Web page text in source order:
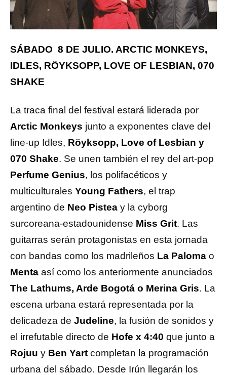
SÁBADO 8 DE JULIO. ARCTIC MONKEYS,
IDLES, RÖYKSOPP, LOVE OF LESBIAN, 070
SHAKE
La traca final del festival estará liderada por
Arctic Monkeys junto a exponentes clave del
line-up Idles, Röyksopp, Love of Lesbian y
070 Shake. Se unen también el rey del art-pop
Perfume Genius, los polifacéticos y
multiculturales Young Fathers, el trap
argentino de Neo Pistea y la cyborg
surcoreana-estadounidense Miss Grit. Las
guitarras serán protagonistas en esta jornada
con bandas como los madrileños La Paloma o
Menta así como los anteriormente anunciados
The Lathums, Arde Bogotá o Merina Gris. La
escena urbana estará representada por la
delicadeza de Judeline, la fusión de sonidos y
el irrefutable directo de Hofe x 4:40 que junto a
Rojuu y Ben Yart completan la programación
urbana del sábado. Desde Irún llegarán los